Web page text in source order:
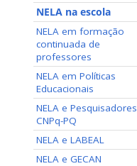
NELA na escola
NELA em formação
continuada de
professores
NELA em Políticas
Educacionais
NELA e Pesquisadores
CNPq-PQ
NELA e LABEAL
NELA e GECAN